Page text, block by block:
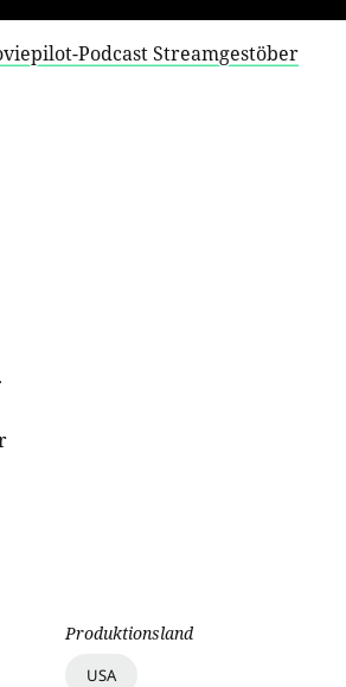
Podcast Streamgestöber
Produktionsland
USA